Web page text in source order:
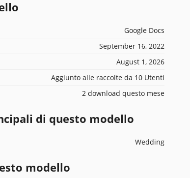
Google Docs
September 16, 2022
August 1, 2026
Aggiunto alle raccolte da 10 Utenti
2 download questo mese
di questo modello
Wedding
modello